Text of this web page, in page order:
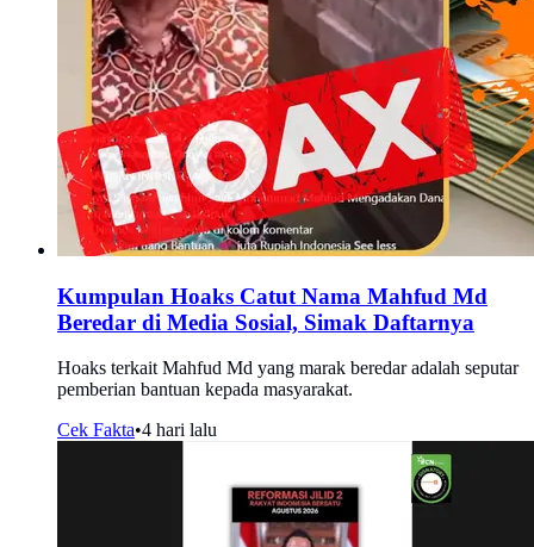
Kumpulan Hoaks Catut Nama Mahfud Md
Beredar di Media Sosial, Simak Daftarnya
Hoaks terkait Mahfud Md yang marak beredar adalah seputar
pemberian bantuan kepada masyarakat.
Cek Fakta•4 hari lalu